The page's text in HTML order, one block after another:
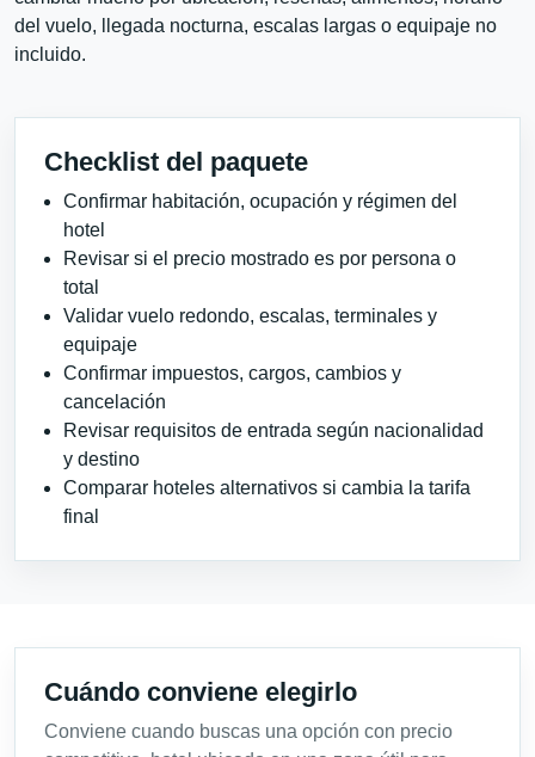
del vuelo, llegada nocturna, escalas largas o equipaje no
incluido.
Checklist del paquete
Confirmar habitación, ocupación y régimen del
hotel
Revisar si el precio mostrado es por persona o
total
Validar vuelo redondo, escalas, terminales y
equipaje
Confirmar impuestos, cargos, cambios y
cancelación
Revisar requisitos de entrada según nacionalidad
y destino
Comparar hoteles alternativos si cambia la tarifa
final
Cuándo conviene elegirlo
Conviene cuando buscas una opción con precio